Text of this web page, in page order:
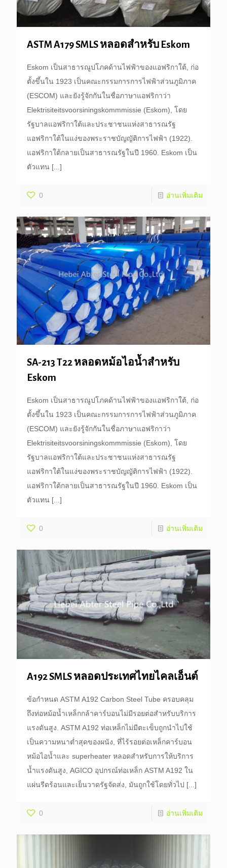
ASTM A179 SMLS หลอดสำหรับ Eskom
Eskom เป็นสาธารณูปโภคด้านไฟฟ้าของแอฟริกาใต้, ก่อ
ตั้งขึ้นใน 1923 เป็นคณะกรรมการการไฟฟ้าส่วนภูมิภาค
(ESCOM) และยังรู้จักกันในชื่อภาษาแอฟริกาว่า
Elektrisiteitsvoorsiningskommmissie (Eskom), โดย
รัฐบาลแอฟริกาใต้และประชาชนแห่งสาธารณรัฐ
แอฟริกาใต้ในแง่ของพระราชบัญญัติการไฟฟ้า (1922).
แอฟริกาใต้กลายเป็นสาธารณรัฐในปี 1960. Eskom เป็น
ตัวแทน [...]
0 อ่านเพิ่มเติม
SA-213 T22 หลอดหม้อไอน้ำสำหรับ
Eskom
Eskom เป็นสาธารณูปโภคด้านไฟฟ้าของแอฟริกาใต้, ก่อ
ตั้งขึ้นใน 1923 เป็นคณะกรรมการการไฟฟ้าส่วนภูมิภาค
(ESCOM) และยังรู้จักกันในชื่อภาษาแอฟริกาว่า
Elektrisiteitsvoorsiningskommmissie (Eskom), โดย
รัฐบาลแอฟริกาใต้และประชาชนแห่งสาธารณรัฐ
แอฟริกาใต้ในแง่ของพระราชบัญญัติการไฟฟ้า (1922).
แอฟริกาใต้กลายเป็นสาธารณรัฐในปี 1960. Eskom เป็น
ตัวแทน [...]
0 อ่านเพิ่มเติม
A192 SMLS หลอดประเทศไทยไคลเอ็นต์
ข้อกำหนด ASTM A192 Carbon Steel Tube ครอบคลุม
ถึงท่อหม้อน้ำเหล็กกล้าคาร์บอนไม่มีรอยต่อสำหรับบริการ
แรงดันสูง. ASTM A192 ท่อเหล็กไม่มีตะเข็บถูกนำไปใช้
เป็นความหนาต่ำสุดของผนัง, ที่ไร้รอยต่อเหล็กคาร์บอน
หม้อไอน้ำและ superheater หลอดสำหรับการให้บริการ
น้ำแรงดันสูง, AGICO อุปกรณ์ท่อเหล็ก ASTM A192 ใน
แผ่นรีดร้อนและเย็นวาดรัฐจัดส่ง, มันถูกใช้โดยทั่วไป [...]
0 อ่านเพิ่มเติม